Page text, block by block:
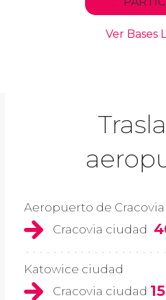
Aeropuerto de Cracovia
Cracovia ciudad
Katowice ciudad
Cracovia ciudad